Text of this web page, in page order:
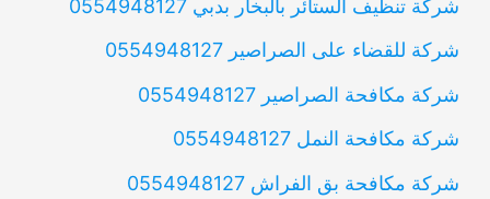
شركة تنظيف الستائر بالبخار بدبي 0554948127
شركة للقضاء على الصراصير 0554948127
شركة مكافحة الصراصير 0554948127
شركة مكافحة النمل 0554948127
شركة مكافحة بق الفراش 0554948127